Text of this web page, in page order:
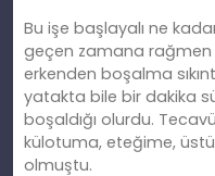
Bu işe başlayalı ne
geçen zamana rağmen
erkenden boşalma
yatakta bile bir dakika
boşaldığı olurdu.
külotuma, eteğime,
olmuştu.